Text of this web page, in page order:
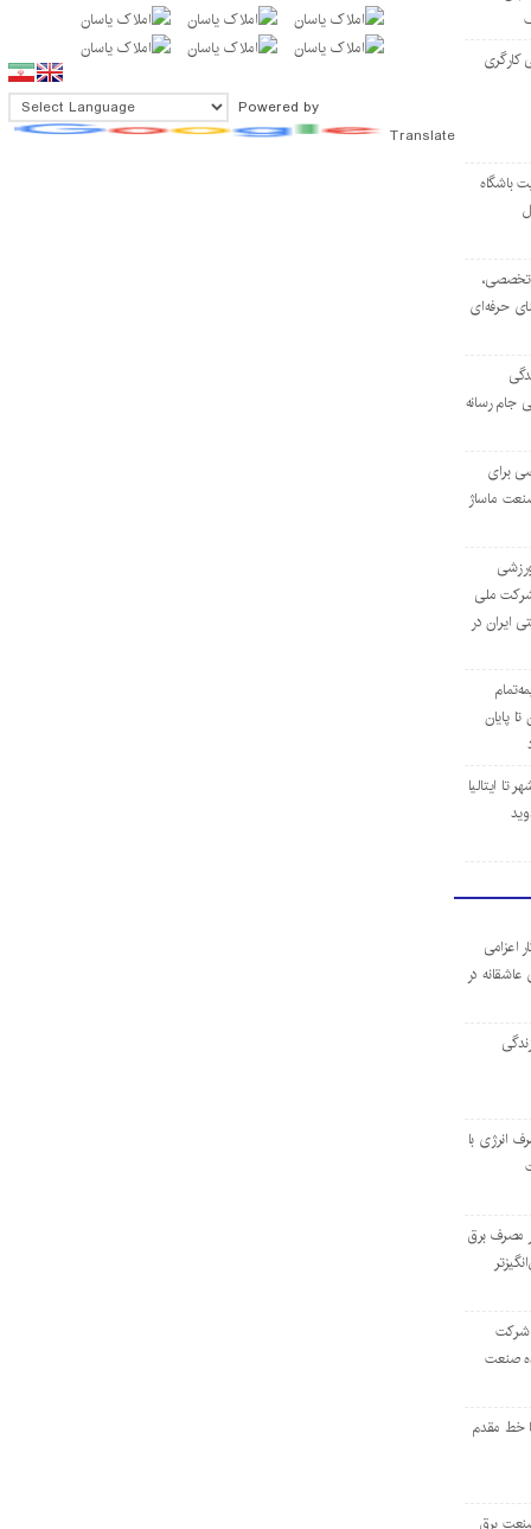
کارگری
باشگاه
مرکز تخصصی،
حرفه‌ای
جام رسانه
برای
ماساژ
شرکت ملی
ایران در
پایان
ایتالیا
اعزامی
در
انرژی با
مصرف برق
شرکت
صنعت
خط مقدم
برق
Powered by
Translate